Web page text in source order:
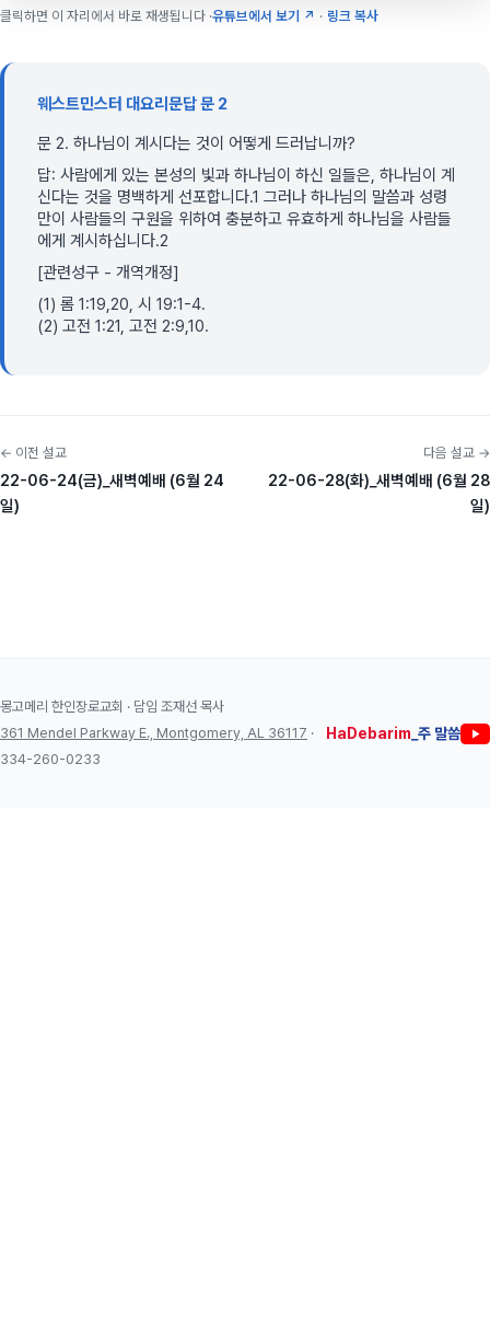
클릭하면 이 자리에서 바로 재생됩니다 ·유튜브에서 보기 ↗ · 링크 복사
웨스트민스터 대요리문답 문 2
문 2. 하나님이 계시다는 것이 어떻게 드러납니까?
답: 사람에게 있는 본성의 빛과 하나님이 하신 일들은, 하나님이 계
신다는 것을 명백하게 선포합니다.1 그러나 하나님의 말씀과 성령
만이 사람들의 구원을 위하여 충분하고 유효하게 하나님을 사람들
에게 계시하십니다.2
[관련성구 - 개역개정]
(1) 롬 1:19,20, 시 19:1-4.
(2) 고전 1:21, 고전 2:9,10.
← 이전 설교
22-06-24(금)_새벽예배 (6월 24
일)
다음 설교 →
22-06-28(화)_새벽예배 (6월 28
일)
몽고메리 한인장로교회 · 담임 조재선 목사
361 Mendel Parkway E., Montgomery, AL 36117 ·
334-260-0233
HaDebarim _주 말씀